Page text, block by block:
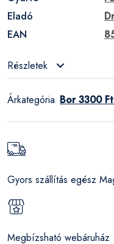
Eladó
EAN
Részletek
Árkategória: Bor 3300
Gyors szállítás egész
Megbízsható webáruház